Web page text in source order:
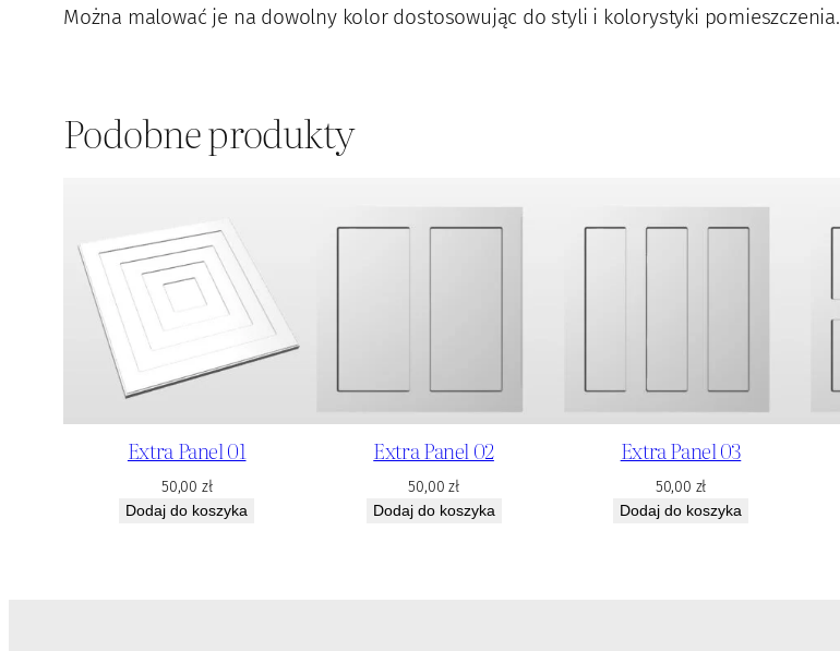
Można malować je na dowolny kolor dostosowując do styli i kolorystyki pomieszczenia.
Podobne produkty
Extra Panel 01
50,00 zł
Dodaj do koszyka
Extra Panel 02
50,00zł
Dodaj do koszyka
Extra Panel 03
50,00 zł
Dodaj do koszyka